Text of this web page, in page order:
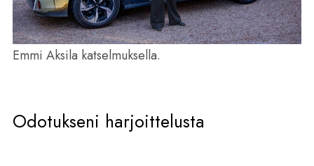
Emmi Aksila katselmuksella.
Odotukseni harjoittelusta